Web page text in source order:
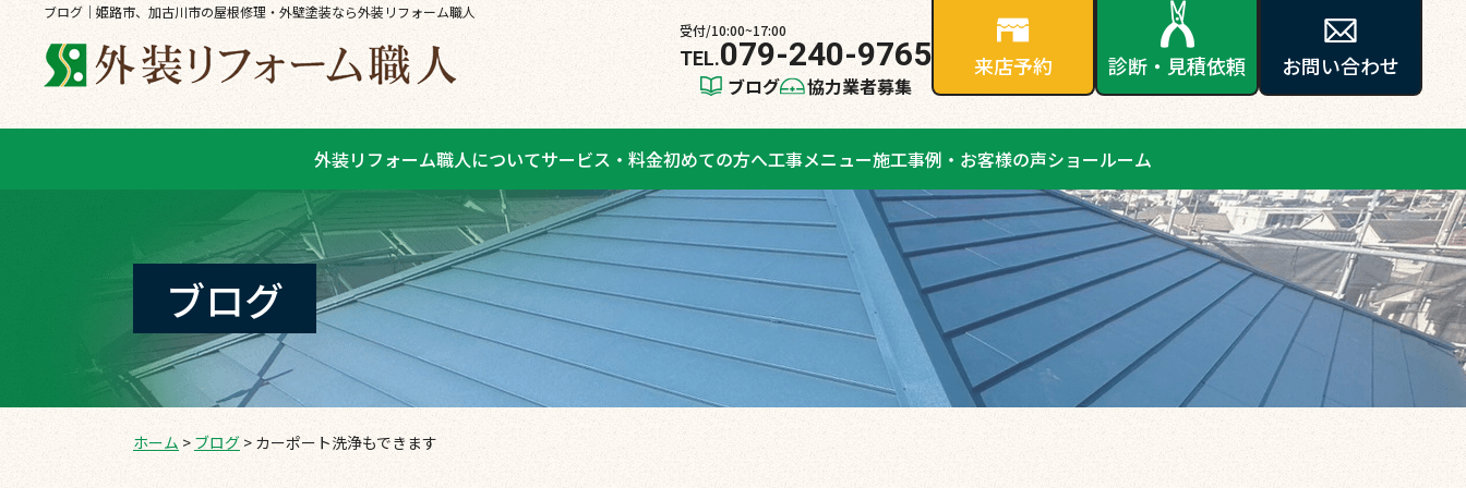
ブログ｜姫路市、加古川市の屋根修理・外壁塗装なら外装リフォーム職人
受付/10:00~17:00
079-240-9765
ブログ 協力業者募集
来店予約 診断・見積依頼 お問い合わせ
外装リフォーム職人についてサービス・料金初めての方へ工事メニュー施工事例・お客様の声ショールーム
ブログ
ホーム > ブログ > カーポート洗浄もできます